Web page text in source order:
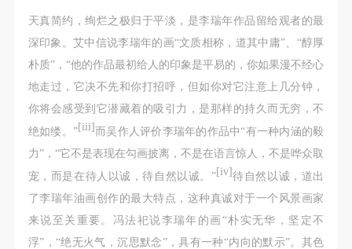
天真简约，绚烂之极归于平淡，是李瑞年作品留给观者的最
深印象。艾中信说李瑞年的画“文质相称，道其中庸”、“醇厚
朴质”，“他的作品最初给人的印象是平易的，你如果漫不经心
地走过，它决不先和你打招呼，但如你对它注意上几分钟，
你将会感受到它潜藏着的吸引力，是那样的持久而无穷，不
绝如缕。”[iii]而吴作人评价李瑞年的作品中“有一种内涵的毅
力”，“它不是表现在勾画披离，不是在语言惊人，不是哗众取
宠，而是在待人以诚，待自然以诚。”[iv]待自然以诚，道出
了李瑞年油画创作的最大特点，这种真诚对于一个风景画家
来说至关重要。冯法祀说李瑞年的画“朴实无华，坚定不
浮”，“绝无火气，沉思默念”，具有一种“内向的默示”。其色
与者因个人原因在使用相应绘画工具、创作材料及配
套设备、设施造成个人受伤、伤害他人及造成相应工
具、材料、设备或设施的故障或损坏。参与活动者应
当承当相应的全部责任，并主动赔偿相应的经济损
失。活动中任何非事故当事人及美术馆将不承担人身
事故的任何责任。
中央美术学院美术馆肖像权许可使用协议
根据《中华人民共和国广告法》、《中华人民共和国
民法通则》以及 最高人民法院关于贯彻执行 《中华
人民共和国民法通则》若干问题的意见（试行）>的
有关规定，为明确肖像许可方（甲方）和使用方（乙
与者因个人原因在使用相应绘画工具、创作材料及配
套设备、设施造成个人受伤、伤害他人及造成相应工
具、材料、设备或设施的故障或损坏。参与活动者应
当承当相应的全部责任，并主动赔偿相应的经济损
失。活动中任何非事故当事人及美术馆将不承担人身
事故的任何责任。
中央美术学院美术馆肖像权许可使用协议
根据《中华人民共和国广告法》、《中华人民共和国
民法通则》以及 最高人民法院关于贯彻执行 《中华
人民共和国民法通则》若干问题的意见（试行）>的
有关规定，为明确肖像许可方（甲方）和使用方（乙
与者因个人原因在使用相应绘画工具、创作材料及配
套设备、设施造成个人受伤、伤害他人及造成相应工
具、材料、设备或设施的故障或损坏。参与活动者应
当承当相应的全部责任，并主动赔偿相应的经济损
失。活动中任何非事故当事人及美术馆将不承担人身
事故的任何责任。
中央美术学院美术馆肖像权许可使用协议
根据《中华人民共和国广告法》、《中华人民共和国
民法通则》以及 最高人民法院关于贯彻执行 《中华
人民共和国民法通则》若干问题的意见（试行）>的
有关规定，为明确肖像许可方（甲方）和使用方（乙